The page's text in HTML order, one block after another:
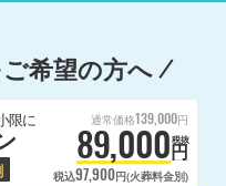
希望の方へ
限に 通常価格139,000円
89,000円
税抜
税込97,900円(火葬料金別)